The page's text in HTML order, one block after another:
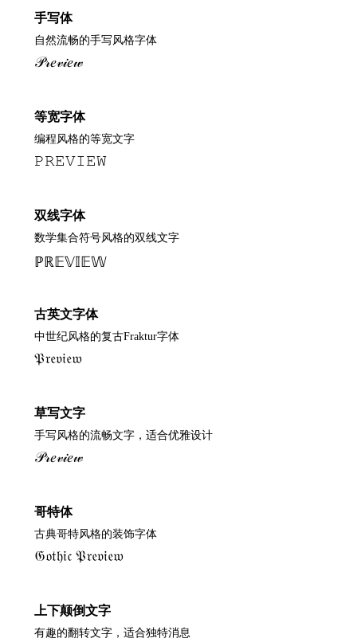
手写体
自然流畅的手写风格字体
𝒫𝓇𝑒𝓋𝒾𝑒𝓌
等宽字体
编程风格的等宽文字
𝙿𝚁𝙴𝚅𝙸𝙴𝚆
双线字体
数学集合符号风格的双线文字
ℙℝ𝔼𝕍𝕀𝔼𝕎
古英文字体
中世纪风格的复古Fraktur字体
𝔓𝔯𝔢𝔳𝔦𝔢𝔴
草写文字
手写风格的流畅文字，适合优雅设计
𝒫𝓇𝑒𝓋𝒾𝑒𝓌
哥特体
古典哥特风格的装饰字体
𝔊𝔬𝔱𝔥𝔦𝔠 𝔓𝔯𝔢𝔳𝔦𝔢𝔴
上下颠倒文字
有趣的翻转文字，适合独特消息